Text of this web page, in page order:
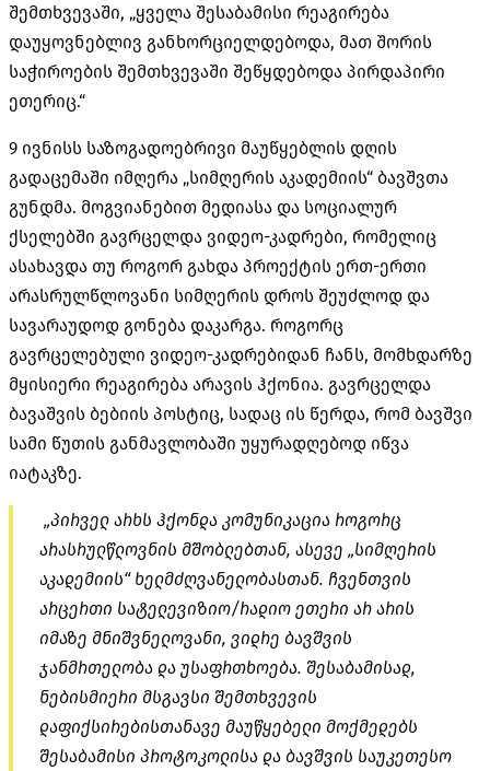
შემთხვევაში, „ყველა შესაბამისი რეაგირება
დაუყოვნებლივ განხორციელდებოდა, მათ შორის
საჭიროების შემთხვევაში შეწყდებოდა პირდაპირი
ეთერიც.“
9 ივნისს საზოგადოებრივი მაუწყებლის დღის
გადაცემაში იმღერა „სიმღერის აკადემიის“ ბავშვთა
გუნდმა. მოგვიანებით მედიასა და სოციალურ
ქსელებში გავრცელდა ვიდეო-კადრები, რომელიც
ასახავდა თუ როგორ გახდა პროექტის ერთ-ერთი
არასრულწლოვანი სიმღერის დროს შეუძლოდ და
სავარაუდოდ გონება დაკარგა. როგორც
გავრცელებული ვიდეო-კადრებიდან ჩანს, მომხდარზე
მყისიერი რეაგირება არავის ჰქონია. გავრცელდა
ბავაშვის ბებიის პოსტიც, სადაც ის წერდა, რომ ბავშვი
სამი წუთის განმავლობაში უყურადღებოდ იწვა
იატაკზე.
„პირველ არხს ჰქონდა კომუნიკაცია როგორც
არასრულწლოვნის მშობლებთან, ასევე „სიმღერის
აკადემიის“ ხელმძღვანელობასთან. ჩვენთვის
არცერთი სატელევიზიო/რადიო ეთერი არ არის
იმაზე მნიშვნელოვანი, ვიდრე ბავშვის
ჯანმრთელობა და უსაფრთხოება. შესაბამისად,
ნებისმიერი მსგავსი შემთხვევის
დაფიქსირებისთანავე მაუწყებელი მოქმედებს
შესაბამისი პროტოკოლისა და ბავშვის საუკეთესო